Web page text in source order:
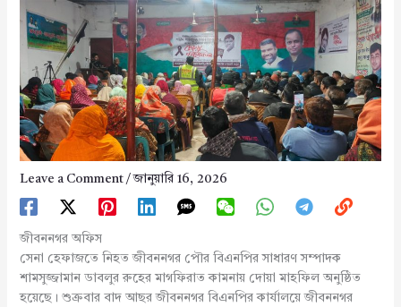
Leave a Comment /জানুয়ারি 16, 2026
জীবননগর অফিস
সেনা হেফাজতে নিহত জীবননগর পৌর বিএনপির সাধারণ সম্পাদক
শামসুজ্জামান ডাবলুর রুহের মাগফিরাত কামনায় দোয়া মাহফিল অনুষ্ঠিত
হয়েছে। শুক্রবার বাদ আছর জীবননগর বিএনপির কার্যালয়ে জীবননগর